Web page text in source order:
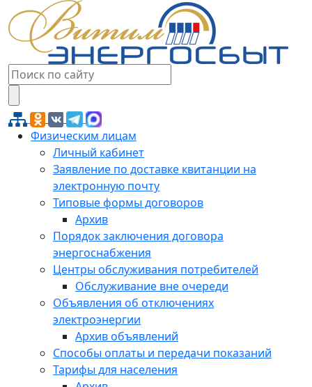
Физическим лицам
Личный кабинет
Заявление по доставке квитанции на
электронную почту
Типовые формы договоров
Архив
Порядок заключения договора
энергоснабжения
Центры обслуживания потребителей
Обслуживание вне очереди
Объявления об отключениях
электроэнергии
Архив объявлений
Способы оплаты и передачи показаний
Тарифы для населения